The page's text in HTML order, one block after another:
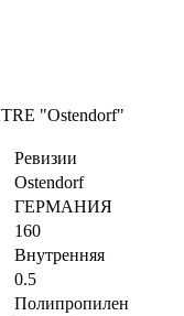
"Ostendorf"
Ревизии
Ostendorf
ГЕРМАНИЯ
160
Внутренняя
0.5
Полипропилен